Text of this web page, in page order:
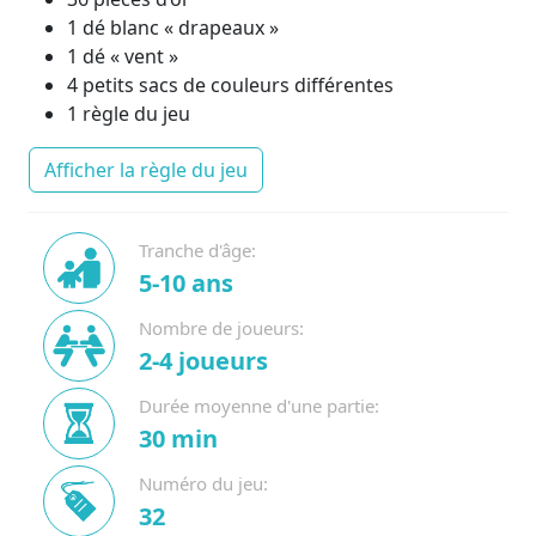
1 dé blanc « drapeaux »
1 dé « vent »
4 petits sacs de couleurs différentes
1 règle du jeu
Afficher la règle du jeu
Tranche d'âge:
5-10 ans
Nombre de joueurs:
2-4 joueurs
Durée moyenne d'une partie:
30 min
Numéro du jeu:
32